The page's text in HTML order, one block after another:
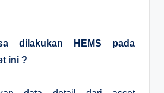
dilakukan HEMS pada
ini ?